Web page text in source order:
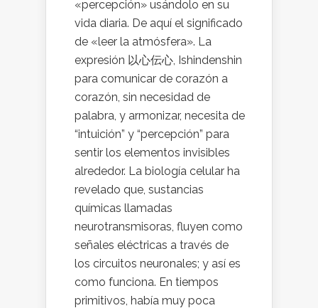
«percepción» usándolo en su
vida diaria. De aquí el significado
de «leer la atmósfera». La
expresión 以心伝心, Ishindenshin
para comunicar de corazón a
corazón, sin necesidad de
palabra, y armonizar, necesita de
“intuición” y “percepción” para
sentir los elementos invisibles
alrededor. La biología celular ha
revelado que, sustancias
químicas llamadas
neurotransmisoras, fluyen como
señales eléctricas a través de
los circuitos neuronales; y así es
como funciona. En tiempos
primitivos, había muy poca